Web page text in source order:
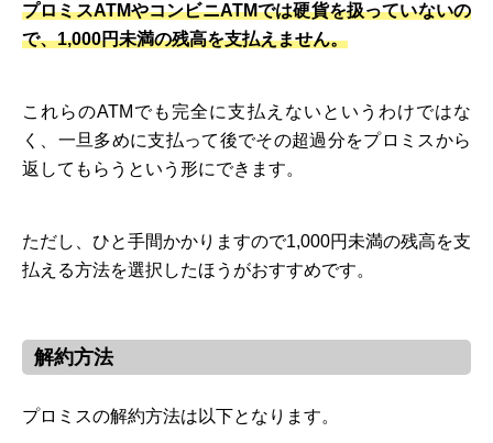
プロミスATMやコンビニATMでは硬貨を扱っていないの
で、1,000円未満の残高を支払えません。
これらのATMでも完全に支払えないというわけではな
く、一旦多めに支払って後でその超過分をプロミスから
返してもらうという形にできます。
ただし、ひと手間かかりますので1,000円未満の残高を支
払える方法を選択したほうがおすすめです。
解約方法
プロミスの解約方法は以下となります。